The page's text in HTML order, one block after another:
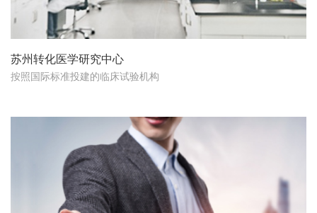
苏州转化医学研究中心
按照国际标准投建的临床试验机构